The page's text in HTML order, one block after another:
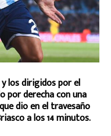
los dirigidos por el
por derecha con una
dio en el travesaño
a los 14 minutos.